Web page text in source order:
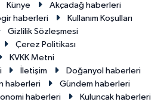
Künye
Akçadağ haberleri
haberleri
Kullanım Koşulları
Gizlilik Sözleşmesi
Çerez Politikası
KVKK Metni
İletişim
Doğanyol haberleri
haberleri
Gündem haberleri
haberleri
Kuluncak haberleri